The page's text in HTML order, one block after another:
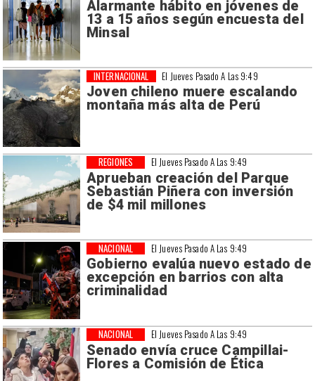
Alarmante hábito en jóvenes de
13 a 15 años según encuesta del
Minsal
El Jueves Pasado A Las 9:49
Joven chileno muere escalando
montaña más alta de Perú
INTERNACIONAL
El Jueves Pasado A Las 9:49
Aprueban creación del Parque
Sebastián Piñera con inversión
de $4 mil millones
REGIONES
El Jueves Pasado A Las 9:49
Gobierno evalúa nuevo estado de
excepción en barrios con alta
criminalidad
NACIONAL
El Jueves Pasado A Las 9:49
Senado envía cruce Campillai-
Flores a Comisión de Ética
NACIONAL